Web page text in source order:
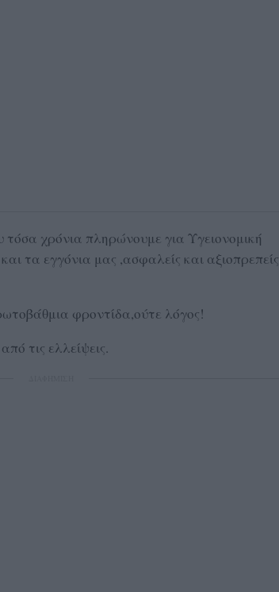
χρόνια πληρώνουμε για Υγειονομική
τα εγγόνια μας ,ασφαλείς και αξιοπρεπείς
φροντίδα,ούτε λόγος!
τις ελλείψεις.